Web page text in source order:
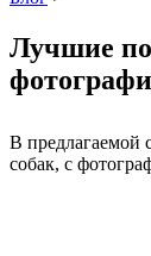
Лучшие
В предлагаемой
собак, с